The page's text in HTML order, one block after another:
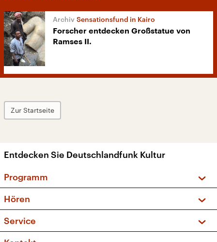
Sensationsfund in Kairo
Forscher entdecken Großstatue von
Ramses II.
Zur Startseite
Entdecken Sie Deutschlandfunk Kultur
Programm
Sendungen und Podcasts
Musikliste
Hören
Frequenzen (UKW + DAB+)
Service
FAQ